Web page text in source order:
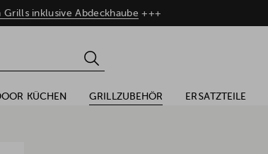
Grills inklusive Abdeckhaube +++
KÜCHEN GRILLZUBEHÖR ERSATZTEILE